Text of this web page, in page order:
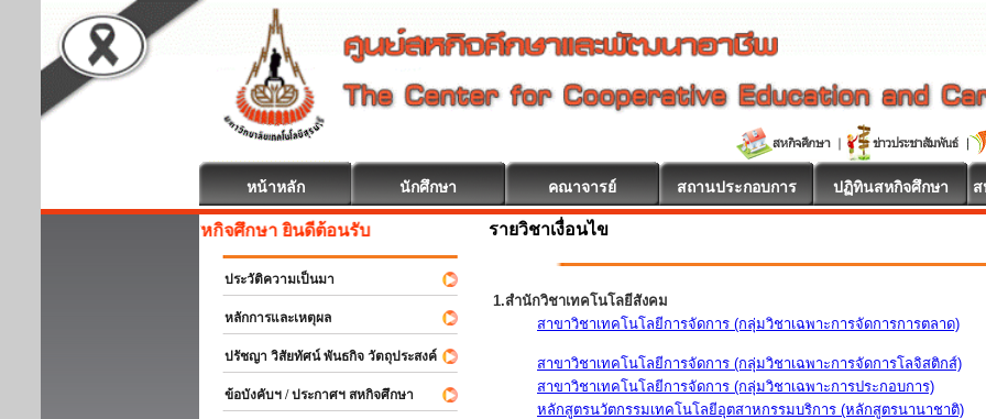
หน้าหลัก นักศึกษา คณาจารย์ สถานประกอบการ ปฏิทินสหกิจศึกษา
สหกิจศึกษา ยินดีต้อนรับ
ประวัติความเป็นมา
หลักการและเหตุผล
ปรัชญา วิสัยทัศน์ พันธกิจ วัตถุประสงค์
ข้อบังคับฯ / ประกาศฯ สหกิจศึกษา
รายวิชาเงื่อนไข
1.สำนักวิชาเทคโนโลยีสังคม
สาขาวิชาเทคโนโลยีการจัดการ (กลุ่มวิชาเฉพาะการจัดการการตลาด)
สาขาวิชาเทคโนโลยีการจัดการ (กลุ่มวิชาเฉพาะการจัดการโลจิสติกส์)
สาขาวิชาเทคโนโลยีการจัดการ (กลุ่มวิชาเฉพาะการประกอบการ)
หลักสูตรนวัตกรรมเทคโนโลยีอุตสาหกรรมบริการ (หลักสูตรนานาชาติ)